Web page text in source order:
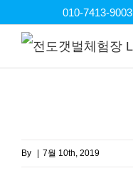
content
010-7413-9003
By 7월 10th, 2019